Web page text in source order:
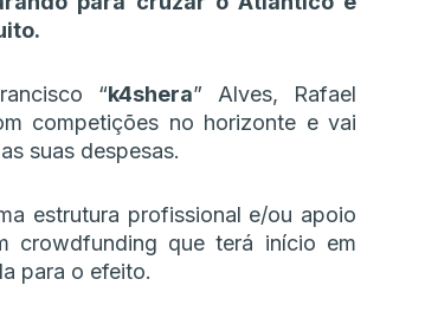
“k4shera” Alves, Rafael
competições no horizonte e vai
suas despesas.
estrutura profissional e/ou apoio
crowdfunding que terá início em
para o efeito.